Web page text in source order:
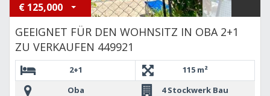
€ 125,000
GEEIGNET FÜR DEN WOHNSITZ IN OBA 2+1
ZU VERKAUFEN 449921
2+1
115 m²
Oba
4 Stockwerk Bau